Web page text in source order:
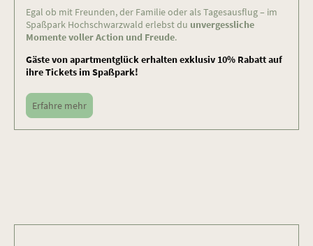
Egal ob mit Freunden, der Familie oder als Tagesausflug – im
Spaßpark Hochschwarzwald erlebst du unvergessliche
Momente voller Action und Freude.
Gäste von apartmentglück erhalten exklusiv 10% Rabatt auf
ihre Tickets im Spaßpark!
Erfahre mehr